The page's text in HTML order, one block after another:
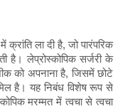
क्रांति ला दी है, जो पारंपरिक
है। लेप्रोस्कोपिक सर्जरी के
को अपनाना है, जिसमें छोटे
है। यह निबंध विशेष रूप से
मरम्मत में त्वचा से त्वचा